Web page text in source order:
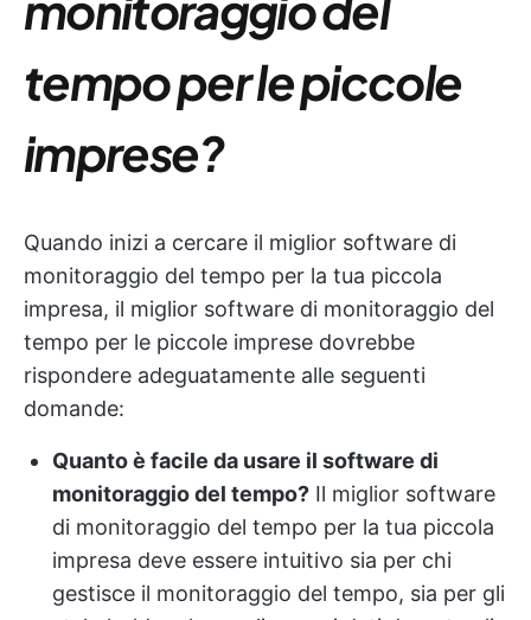
tempo per le piccole
imprese?
Quando inizi a cercare il miglior software di
monitoraggio del tempo per la tua piccola
impresa, il miglior software di monitoraggio del
tempo per le piccole imprese dovrebbe
rispondere adeguatamente alle seguenti
domande:
Quanto è facile da usare il software di
monitoraggio del tempo? Il miglior software
di monitoraggio del tempo per la tua piccola
impresa deve essere intuitivo sia per chi
gestisce il monitoraggio del tempo, sia per gli